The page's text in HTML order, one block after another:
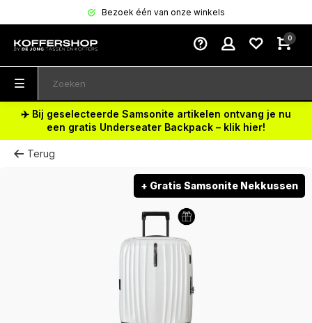
Bezoek één van onze winkels
0
✈️ Bij geselecteerde Samsonite artikelen ontvang je nu
een gratis Underseater Backpack – klik hier!
Terug
+ Gratis Samsonite Nekkussen